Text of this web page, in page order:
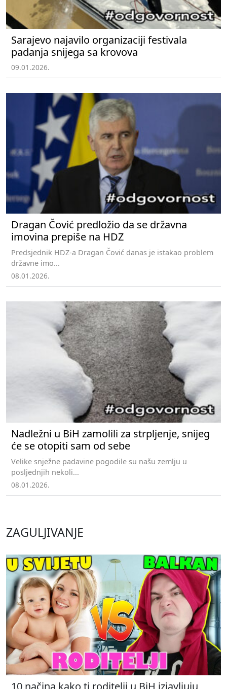
Sarajevo najavilo organizaciji festivala
padanja snijega sa krovova
09.01.2026.
Dragan Čović predložio da se državna
imovina prepiše na HDZ
Predsjednik HDZ-a Dragan Čović danas je istakao problem
državne imo...
08.01.2026.
Nadležni u BiH zamolili za strpljenje, snijeg
će se otopiti sam od sebe
Velike snježne padavine pogodile su našu zemlju u
posljednjih nekoli...
08.01.2026.
ZAGULJIVANJE